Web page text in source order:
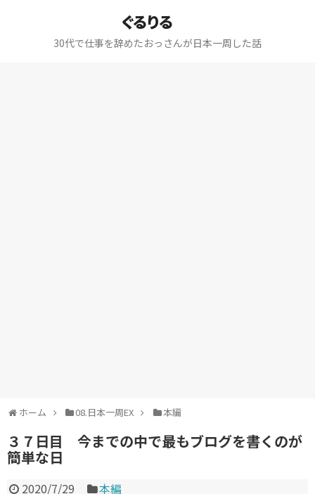
ぐるりる
30代で仕事を辞めたおっさんが日本一周した話
ホーム 08.日本一周EX 本編
３７日目 今までの中で最もブログを書くのが
簡単な日
2020/7/29 本編